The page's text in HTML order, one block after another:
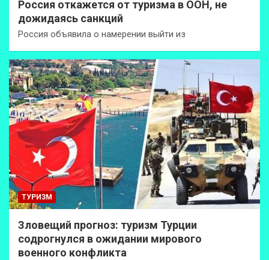
Россия откажется от туризма в ООН, не
дожидаясь санкций
Россия объявила о намерении выйти из
ТУРИЗМ
Зловещий прогноз: туризм Турции
содрогнулся в ожидании мирового
военного конфликта